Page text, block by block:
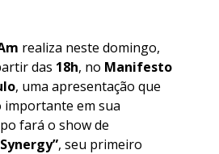
realiza neste domingo,
das 18h, no Manifesto
, uma apresentação que
importante em sua
fará o show de
, seu primeiro